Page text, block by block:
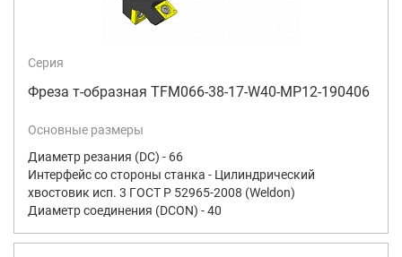
Серия
Фреза т-образная TFM066-38-17-W40-MP12-190406
Основные размеры
Диаметр резания (DC) - 66
Интерфейс со стороны станка - Цилиндрический
хвостовик исп. 3 ГОСТ Р 52965-2008 (Weldon)
Диаметр соединения (DCON) - 40